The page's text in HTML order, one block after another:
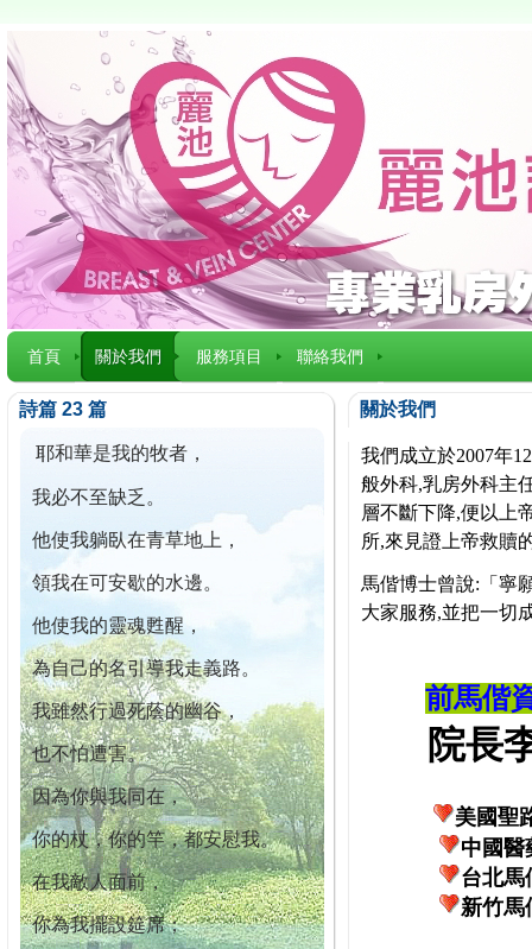
首頁 關於我們 服務項目 聯絡我們
詩篇 23 篇
耶和華是我的牧者，
我必不至缺乏。
他使我躺臥在青草地上，
領我在可安歇的水邊。
他使我的靈魂甦醒，
為自己的名引導我走義路。
我雖然行過死蔭的幽谷，
也不怕遭害。
因為你與我同在，
你的杖，你的竿，都安慰我。
在我敵人面前，
你為我擺設筵席；
關於我們
我們成立於2007年
般外科,乳房外科主
層不斷下降,便以上
所,來見證上帝救贖
馬偕博士曾說:「寧
大家服務,並把一切
前馬偕
院長李
美國聖
中國醫
台北馬
新竹馬